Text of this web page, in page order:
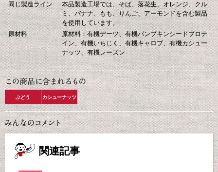
同じ製造ライン
本品製造工場では、そば、落花生、オレンジ、クル
ミ、バナナ、もも、りんご、アーモンドを含む製品
を使用しています。
原材料
原材料：有機デーツ、有機パンプキンシードプロテ
イン、有機いちじく、有機キャロブ、有機カシュー
ナッツ、有機レーズン
ぶどう カシューナッツ
関連記事